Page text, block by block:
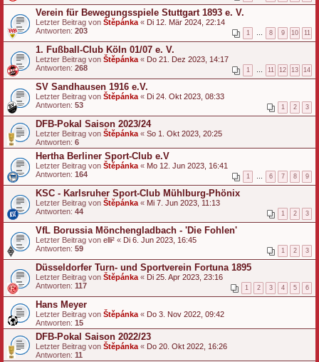
Verein für Bewegungsspiele Stuttgart 1893 e. V.
Letzter Beitrag von Štěpánka « Di 12. Mär 2024, 22:14
Antworten: 203 1 8 9 10 11
1. Fußball-Club Köln 01/07 e. V.
Letzter Beitrag von Štěpánka « Do 21. Dez 2023, 14:17
Antworten: 268 1 11 12 13 14
SV Sandhausen 1916 e.V.
Letzter Beitrag von Štěpánka « Di 24. Okt 2023, 08:33
Antworten: 53 1 2 3
DFB-Pokal Saison 2023/24
Letzter Beitrag von Štěpánka « So 1. Okt 2023, 20:25
Antworten: 6
Hertha Berliner Sport-Club e.V
Letzter Beitrag von Štěpánka « Mo 12. Jun 2023, 16:41
Antworten: 164 1 6 7 8 9
KSC - Karlsruher Sport-Club Mühlburg-Phönix
Letzter Beitrag von Štěpánka « Mi 7. Jun 2023, 11:13
Antworten: 44 1 2 3
VfL Borussia Mönchengladbach - 'Die Fohlen'
Letzter Beitrag von elli² « Di 6. Jun 2023, 16:45
Antworten: 59 1 2 3
Düsseldorfer Turn- und Sportverein Fortuna 1895
Letzter Beitrag von Štěpánka « Di 25. Apr 2023, 23:16
Antworten: 117 1 2 3 4 5 6
Hans Meyer
Letzter Beitrag von Štěpánka « Do 3. Nov 2022, 09:42
Antworten: 15
DFB-Pokal Saison 2022/23
Letzter Beitrag von Štěpánka « Do 20. Okt 2022, 16:26
Antworten: 11